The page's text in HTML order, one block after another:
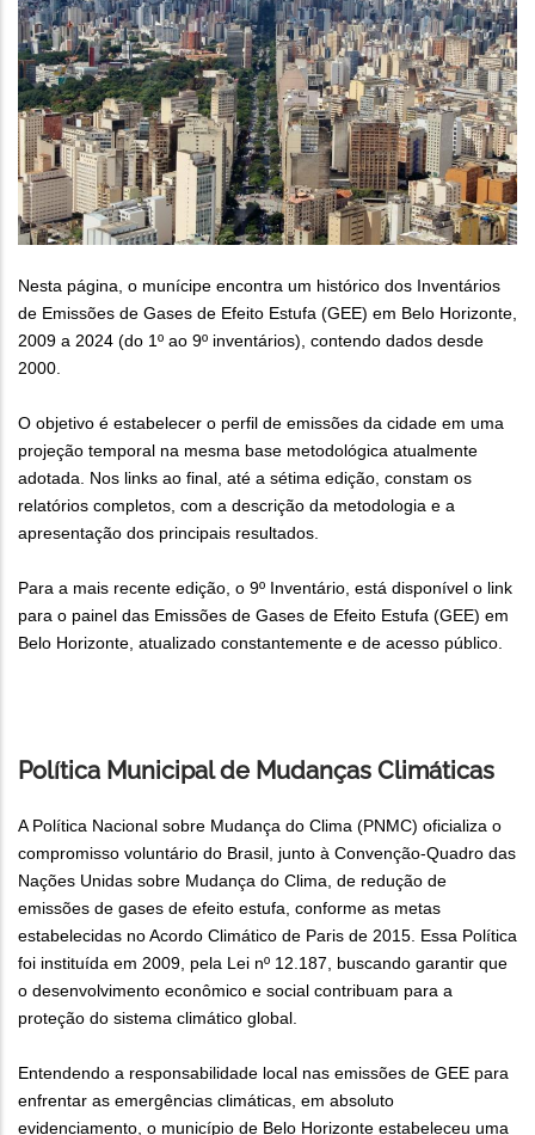
Nesta página, o munícipe encontra um histórico dos Inventários
de Emissões de Gases de Efeito Estufa (GEE) em Belo Horizonte,
2009 a 2024 (do 1º ao 9º inventários), contendo dados desde
2000.
O objetivo é estabelecer o perfil de emissões da cidade em uma
projeção temporal na mesma base metodológica atualmente
adotada. Nos links ao final, até a sétima edição, constam os
relatórios completos, com a descrição da metodologia e a
apresentação dos principais resultados.
Para a mais recente edição, o 9º Inventário, está disponível o link
para o painel das Emissões de Gases de Efeito Estufa (GEE) em
Belo Horizonte, atualizado constantemente e de acesso público.
Política Municipal de Mudanças Climáticas
A Política Nacional sobre Mudança do Clima (PNMC) oficializa o
compromisso voluntário do Brasil, junto à Convenção-Quadro das
Nações Unidas sobre Mudança do Clima, de redução de
emissões de gases de efeito estufa, conforme as metas
estabelecidas no Acordo Climático de Paris de 2015. Essa Política
foi instituída em 2009, pela Lei nº 12.187, buscando garantir que
o desenvolvimento econômico e social contribuam para a
proteção do sistema climático global.
Entendendo a responsabilidade local nas emissões de GEE para
enfrentar as emergências climáticas, em absoluto
evidenciamento, o município de Belo Horizonte estabeleceu uma